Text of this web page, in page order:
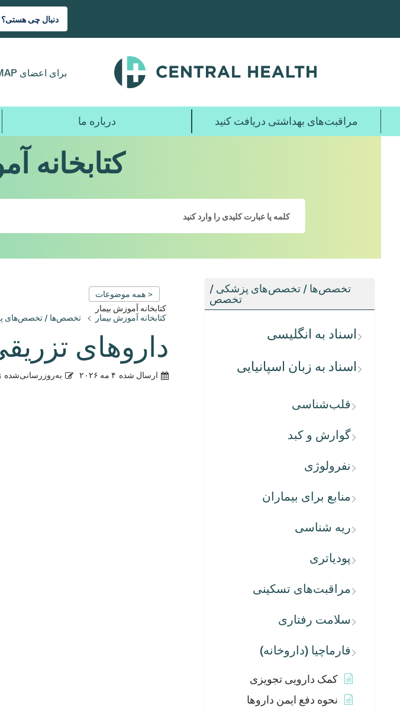
محتوای
برای اعضای MAP
مراقبت‌های بهداشتی دریافت کنید درباره ما
کتابخانه
تخصص‌ها / تخصص‌های پزشکی /
تخصص
اسناد به انگلیسی
اسناد به زبان اسپانیایی
قلب‌شناسی
گوارش و کبد
نفرولوژی
منابع برای بیماران
ریه شناسی
پودیاتری
مراقبت‌های تسکینی
سلامت رفتاری
فارماچیا (داروخانه)
کمک دارویی تجویزی
نحوه دفع ایمن داروها
< همه موضوعات
کتابخانه آموزش بیمار
کتابخانه آموزش بیمار
تخصص‌ها / تخصص‌های
داروهای
ارسال شده ۴ مه ۲۰۲۶ به‌روزرسانی‌شده